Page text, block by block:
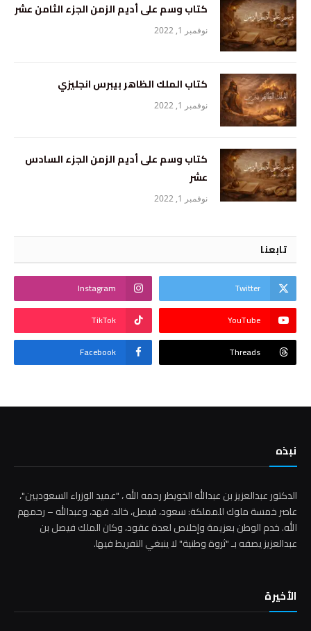
كتاب وسم على أديم الزمن الجزء الثامن عشر
نوفمبر 1, 2022
كتاب الملك الظاهر بيبرس انجليزي
نوفمبر 1, 2022
كتاب وسم على أديم الزمن الجزء السادس
عشر
نوفمبر 1, 2022
تابعنا
Twitter
Instagram
YouTube
TikTok
Threads
Facebook
نبذه
الدكتور عبدالعزيز بن عبدالله الخويطر رحمه الله ، "عميد الوزراء السعوديين"،
عاصر خمسة ملوك للمملكة: سعود، فيصل، خالد، فهد، وعبدالله – رحمهم
الله. خدم الوطن بعزيمة وإخلاص لعدة عقود، وكان الملك فيصل بن
عبدالعزيز يصفه بـ "ثروة وطنية" لا ينبغي التفريط فيها.
الأخيرة